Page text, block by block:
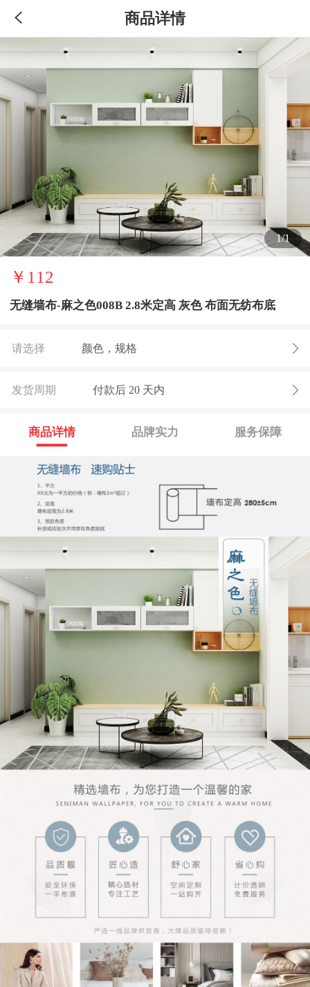
商品详情
1/1
￥112
无缝墙布-麻之色008B 2.8米定高 灰色 布面无纺布底
请选择 颜色，规格
发货周期 付款后 20 天内
商品详情 品牌实力 服务保障